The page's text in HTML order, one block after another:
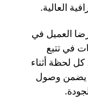
العالية.
العميل في
في تتبع
كل لحظة أثناء
يضمن وصول